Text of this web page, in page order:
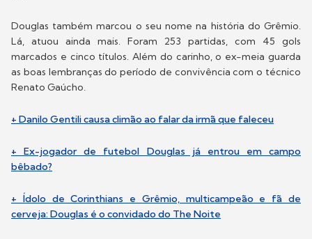
Douglas também marcou o seu nome na história do Grêmio.
Lá, atuou ainda mais. Foram 253 partidas, com 45 gols
marcados e cinco títulos. Além do carinho, o ex-meia guarda
as boas lembranças do período de convivência com o técnico
Renato Gaúcho.
+ Danilo Gentili causa climão ao falar da irmã que faleceu
+ Ex-jogador de futebol Douglas já entrou em campo
bêbado?
+ Ídolo de Corinthians e Grêmio, multicampeão e fã de
cerveja: Douglas é o convidado do The Noite